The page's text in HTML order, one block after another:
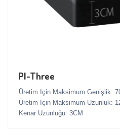
PI-Three
Üretim Için Maksimum Genişlik:
Üretim Için Maksimum Uzunluk:
Kenar Uzunluğu: 3CM